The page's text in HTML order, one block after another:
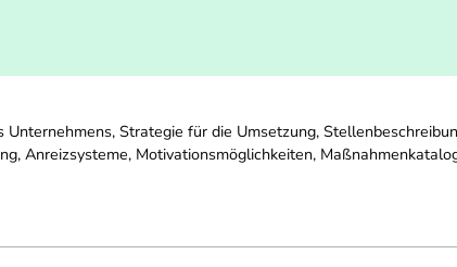
Strategie für die Umsetzung,
Anreizsysteme, Motivationsmöglichkeiten,